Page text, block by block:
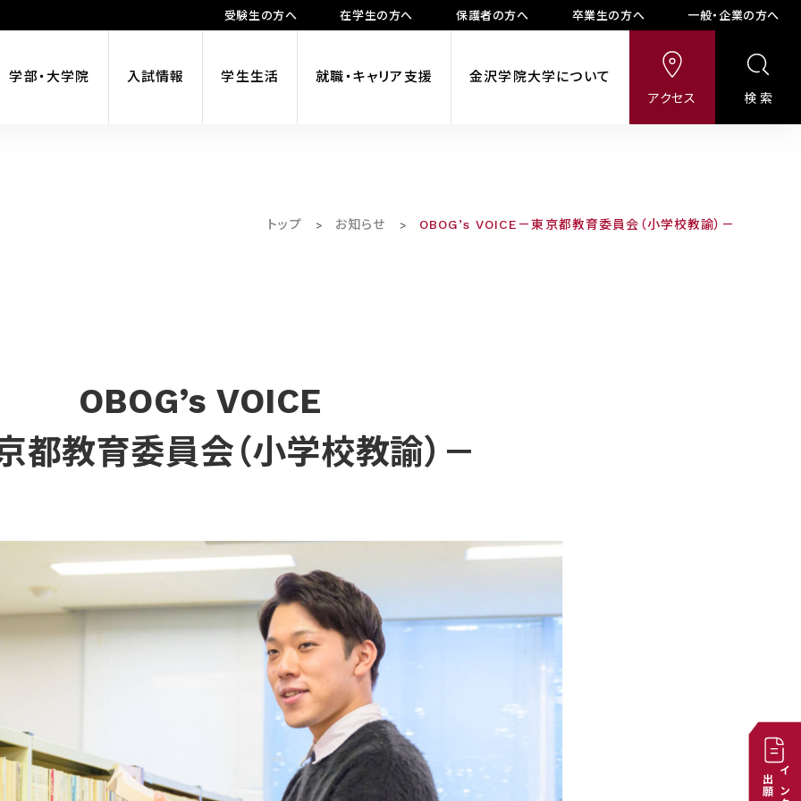
アクセス 検索
学部・大学院 入試情報 学生生活 就職・キャリア支援 金沢学院大学について
受験生の方へ 在学生の方へ 保護者の方へ 卒業生の方へ 一般・企業の方へ
トップ > お知らせ > OBOG’s VOICE－東京都教育委員会（小学校教諭）－
OBOG’s VOICE
都教育委員会（小学校教諭）－
出願